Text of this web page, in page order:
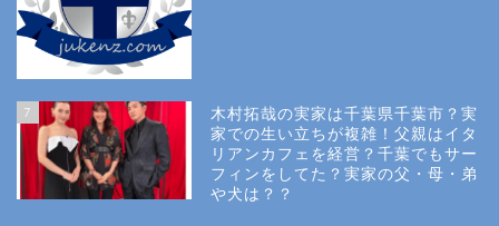
7
木村拓哉の実家は千葉県千葉市？実
家での生い立ちが複雑！父親はイタ
リアンカフェを経営？千葉でもサー
フィンをしてた？実家の父・母・弟
や犬は？？
Privacy Policy